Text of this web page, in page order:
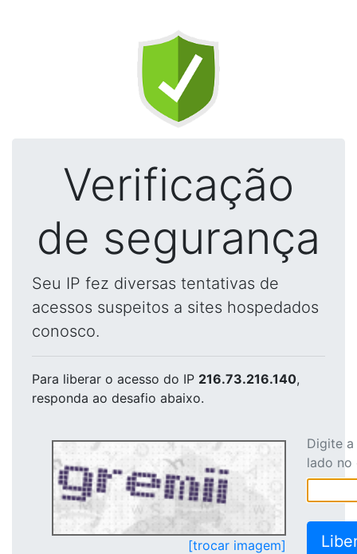
Verificação
de segurança
Seu IP fez diversas tentativas de
acessos suspeitos a sites hospedados
conosco.
Para liberar o acesso do IP 216.73.216.140,
responda ao desafio abaixo.
[trocar imagem]
Digite
lado no